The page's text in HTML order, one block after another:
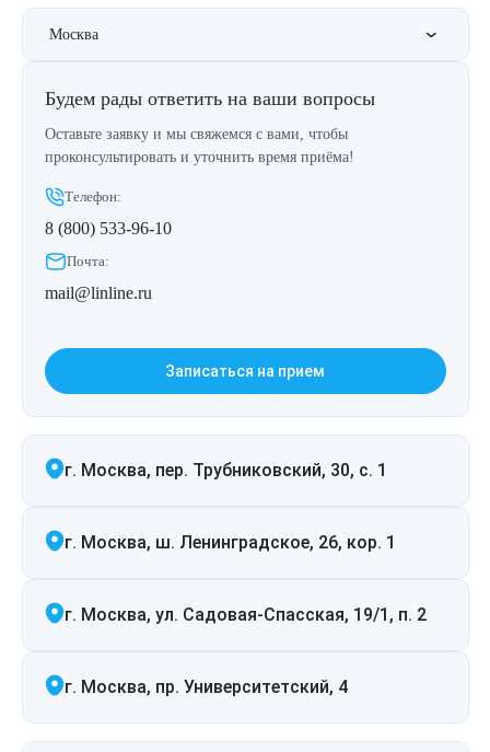
Москва
Будем рады ответить на ваши вопросы
Оставьте заявку и мы свяжемся с вами, чтобы
проконсультировать и уточнить время приёма!
Телефон:
8 (800) 533-96-10
Почта:
mail@linline.ru
Записаться на прием
г. Москва, пер. Трубниковский, 30, с. 1
г. Москва, ш. Ленинградское, 26, кор. 1
г. Москва, ул. Садовая-Спасская, 19/1, п. 2
г. Москва, пр. Университетский, 4